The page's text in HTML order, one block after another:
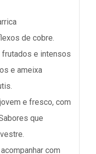
de cobre.
frutados e intensos
e ameixa
e fresco, com
que
com